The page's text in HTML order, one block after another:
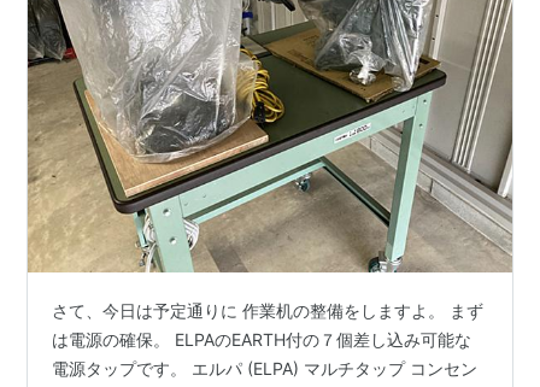
さて、今日は予定通りに 作業机の整備をしますよ。 まず
は電源の確保。 ELPAのEARTH付の７個差し込み可能な
電源タップです。 エルパ (ELPA) マルチタップ コンセン